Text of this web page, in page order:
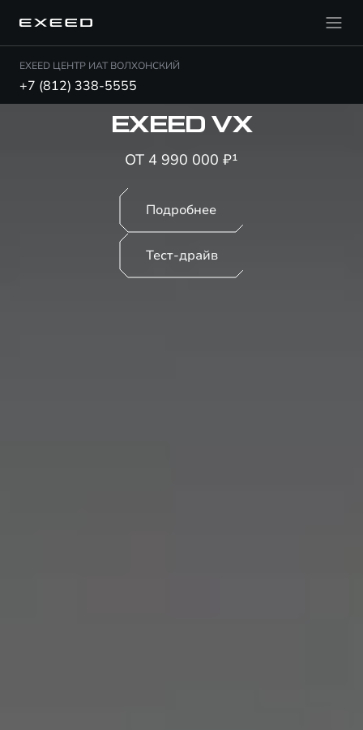
EXEED ЦЕНТР ИАТ ВОЛХОНСКИЙ
+7 (812) 338-5555
EXEED VX
ОТ 4 990 000 ₽¹
Подробнее
Тест-драйв